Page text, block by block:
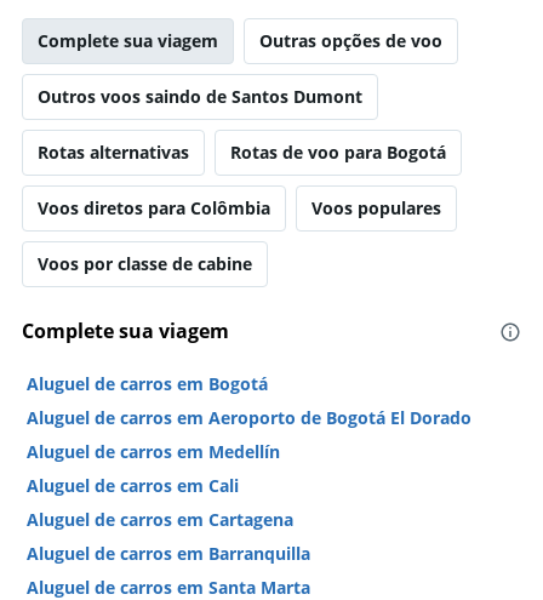
Complete sua viagem Outras opções de voo
Outros voos saindo de Santos Dumont
Rotas alternativas Rotas de voo para Bogotá
Voos diretos para Colômbia Voos populares
Voos por classe de cabine
Complete sua viagem
Aluguel de carros em Bogotá
Aluguel de carros em Aeroporto de Bogotá El Dorado
Aluguel de carros em Medellín
Aluguel de carros em Cali
Aluguel de carros em Cartagena
Aluguel de carros em Barranquilla
Aluguel de carros em Santa Marta